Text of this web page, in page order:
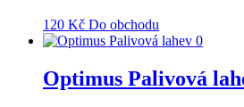
120 Kč Do obchodu
Optimus Palivová